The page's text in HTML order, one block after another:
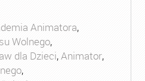
Animatora,
Wolnego,
dla Dzieci,Animator,
,